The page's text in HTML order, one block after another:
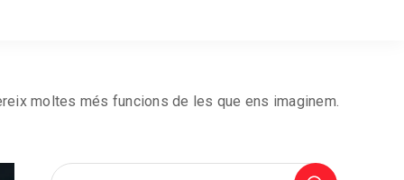
moltes més funcions de les que ens imaginem.